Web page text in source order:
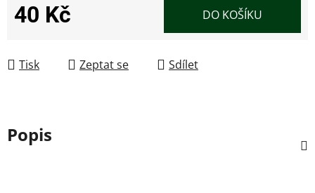
40 Kč DO KOŠÍKU
Tisk Zeptat se Sdílet
Popis